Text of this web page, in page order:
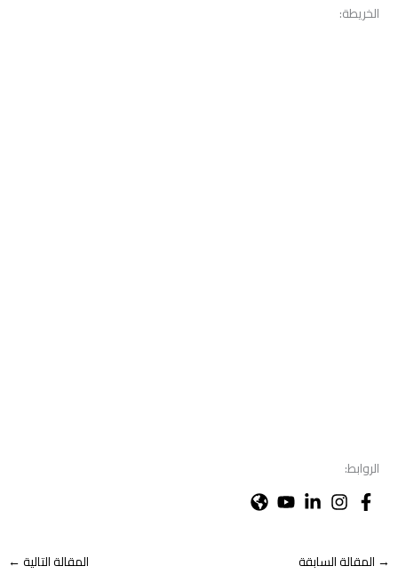
الخريطة:
الروابط:
→ المقالة السابقة المقالة التالية←